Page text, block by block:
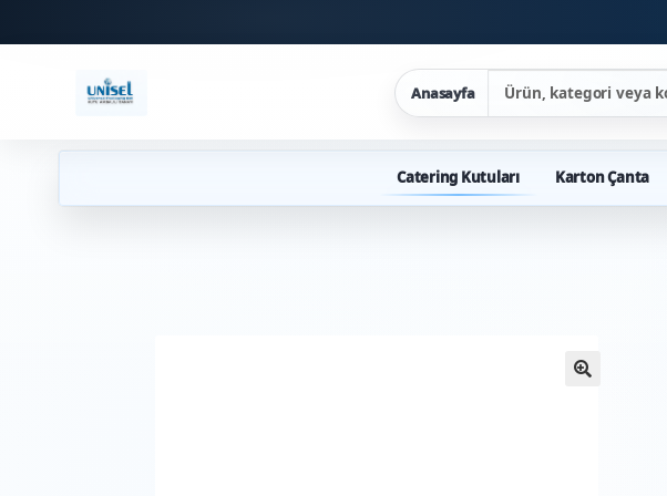
Anasayfa
Catering Kutuları Karton Çanta